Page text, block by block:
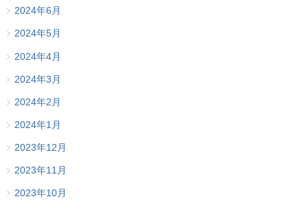
2024年6月
2024年5月
2024年4月
2024年3月
2024年2月
2024年1月
2023年12月
2023年11月
2023年10月